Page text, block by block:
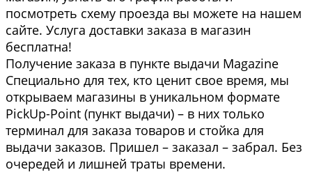
посмотреть схему проезда вы можете на нашем
сайте. Услуга доставки заказа в магазин
бесплатна!
Получение заказа в пункте выдачи Magazine
Специально для тех, кто ценит свое время, мы
открываем магазины в уникальном формате
PickUp-Point (пункт выдачи) – в них только
терминал для заказа товаров и стойка для
выдачи заказов. Пришел – заказал – забрал. Без
очередей и лишней траты времени.